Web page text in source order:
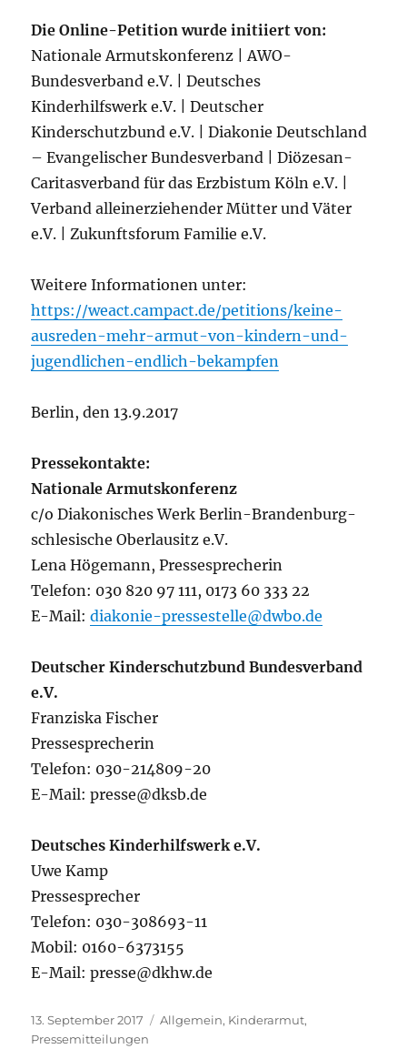
Die Online-Petition wurde initiiert von:
Nationale Armutskonferenz | AWO-
Bundesverband e.V. | Deutsches
Kinderhilfswerk e.V. | Deutscher
Kinderschutzbund e.V. | Diakonie Deutschland
– Evangelischer Bundesverband | Diözesan-
Caritasverband für das Erzbistum Köln e.V. |
Verband alleinerziehender Mütter und Väter
e.V. | Zukunftsforum Familie e.V.
Weitere Informationen unter:
https://weact.campact.de/petitions/keine-
ausreden-mehr-armut-von-kindern-und-
jugendlichen-endlich-bekampfen
Berlin, den 13.9.2017
Pressekontakte:
Nationale Armutskonferenz
c/o Diakonisches Werk Berlin-Brandenburg-
schlesische Oberlausitz e.V.
Lena Högemann, Pressesprecherin
Telefon: 030 820 97 111, 0173 60 333 22
E-Mail:diakonie-pressestelle@dwbo.de
Deutscher Kinderschutzbund Bundesverband
e.V.
Franziska Fischer
Pressesprecherin
Telefon: 030-214809-20
E-Mail: presse@dksb.de
Deutsches Kinderhilfswerk e.V.
Uwe Kamp
Pressesprecher
Telefon: 030-308693-11
Mobil: 0160-6373155
E-Mail: presse@dkhw.de
Veröffentlicht
am
13. September 2017 Kategorien
Allgemein, Kinderarmut,
Pressemitteilungen